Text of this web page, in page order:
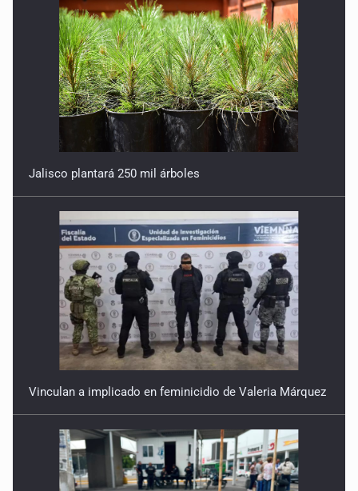
Jalisco plantará 250 mil árboles
Vinculan a implicado en feminicidio de Valeria Márquez